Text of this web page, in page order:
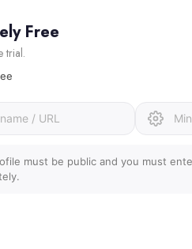
Free
trial.
must be public and you must